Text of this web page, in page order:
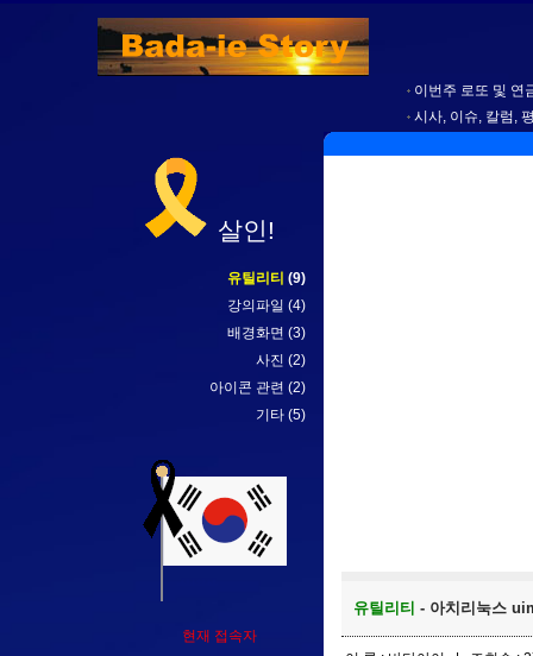
이번주 로또 및 연
시사, 이슈, 칼럼,
살인!
유틸리티 (9)
강의파일 (4)
배경화면 (3)
사진 (2)
아이콘 관련 (2)
기타 (5)
현재 접속자
유틸리티 - 아치리눅스